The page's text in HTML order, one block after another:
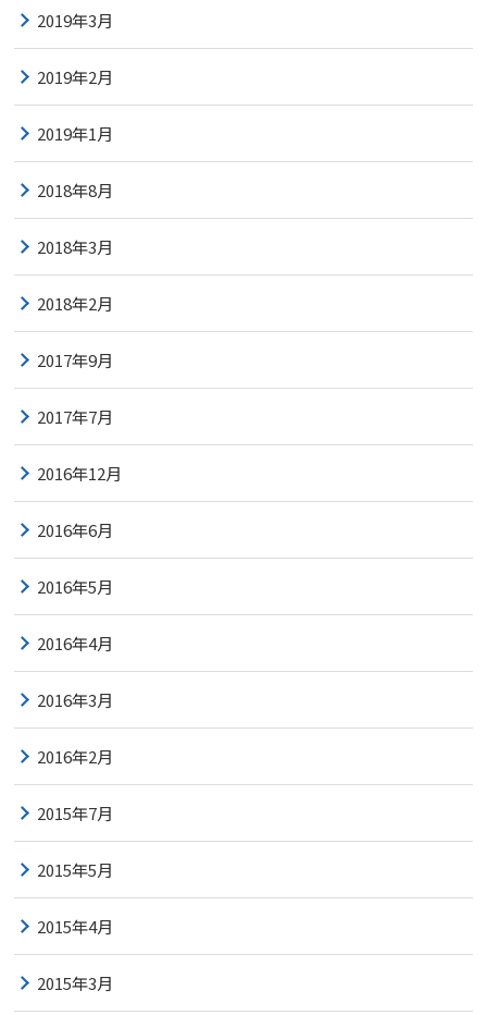
2019年3月
2019年2月
2019年1月
2018年8月
2018年3月
2018年2月
2017年9月
2017年7月
2016年12月
2016年6月
2016年5月
2016年4月
2016年3月
2016年2月
2015年7月
2015年5月
2015年4月
2015年3月